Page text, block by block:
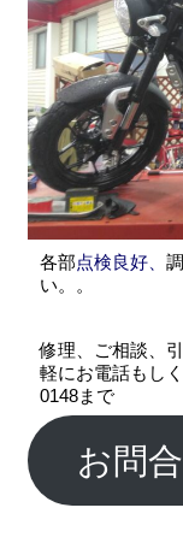
各部点検良好、
い。。
修理、ご相談、
軽にお電話もし
0148まで
お問